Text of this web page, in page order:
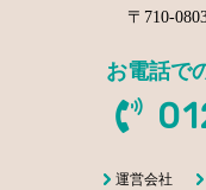
〒710-
お電話で
運営会社